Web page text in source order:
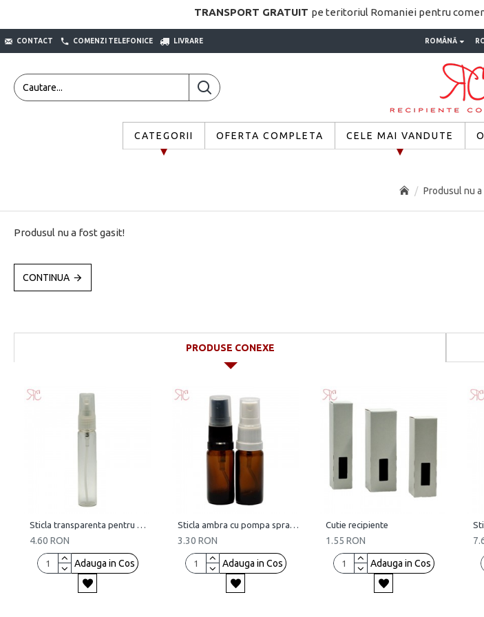
TRANSPORT GRATUIT pe teritoriul Romaniei pentru
CONTACT COMENZI TELEFONICE LIVRARE ROMÂNĂ
CATEGORII OFERTA COMPLETA CELE MAI VANDUTE
Produsul nu
Produsul nu a fost gasit!
CONTINUA
PRODUSE CONEXE
Sticla transparenta pentru parfum, 10 ml
4.60 RON
Adauga in Cos
Sticla ambra cu pompa spray, 10 ml
3.30 RON
Adauga in Cos
Cutie recipiente
1.55 RON
Adauga in Cos